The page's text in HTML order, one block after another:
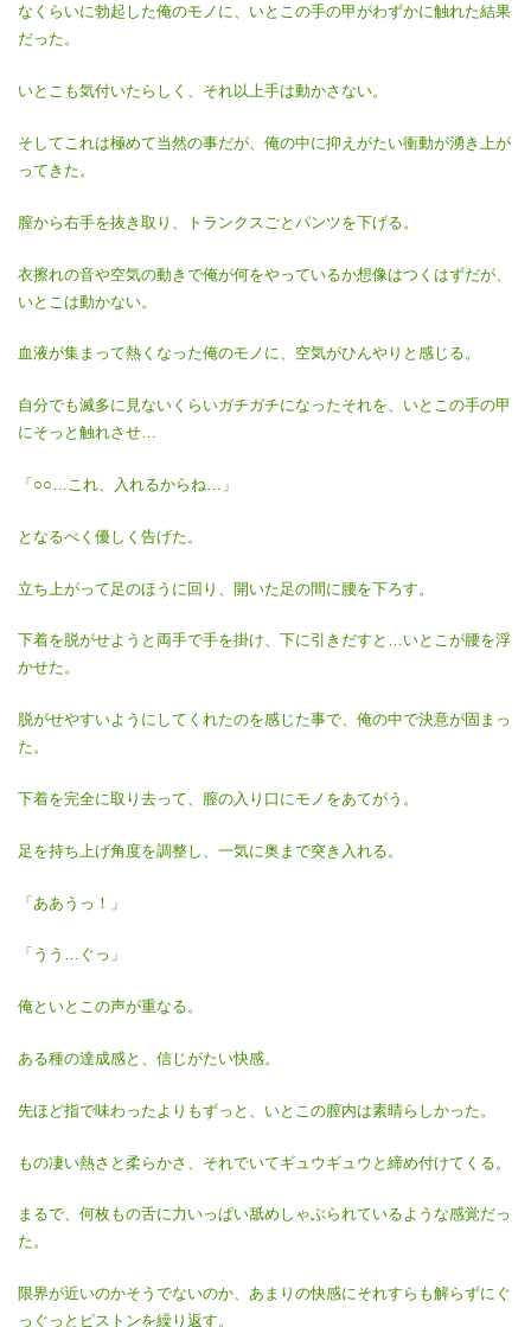
なくらいに勃起した俺のモノに、いとこの手の甲がわずかに触れた結果
だった。
いとこも気付いたらしく、それ以上手は動かさない。
そしてこれは極めて当然の事だが、俺の中に抑えがたい衝動が湧き上が
ってきた。
膣から右手を抜き取り、トランクスごとパンツを下げる。
衣擦れの音や空気の動きで俺が何をやっているか想像はつくはずだが、
いとこは動かない。
血液が集まって熱くなった俺のモノに、空気がひんやりと感じる。
自分でも滅多に見ないくらいガチガチになったそれを、いとこの手の甲
にそっと触れさせ…
「○○…これ、入れるからね…」
となるべく優しく告げた。
立ち上がって足のほうに回り、開いた足の間に腰を下ろす。
下着を脱がせようと両手で手を掛け、下に引きだすと…いとこが腰を浮
かせた。
脱がせやすいようにしてくれたのを感じた事で、俺の中で決意が固まっ
た。
下着を完全に取り去って、膣の入り口にモノをあてがう。
足を持ち上げ角度を調整し、一気に奥まで突き入れる。
「ああうっ！」
「うう…ぐっ」
俺といとこの声が重なる。
ある種の達成感と、信じがたい快感。
先ほど指で味わったよりもずっと、いとこの膣内は素晴らしかった。
もの凄い熱さと柔らかさ、それでいてギュウギュウと締め付けてくる。
まるで、何枚もの舌に力いっぱい舐めしゃぶられているような感覚だっ
た。
限界が近いのかそうでないのか、あまりの快感にそれすらも解らずにぐ
っぐっとピストンを繰り返す。